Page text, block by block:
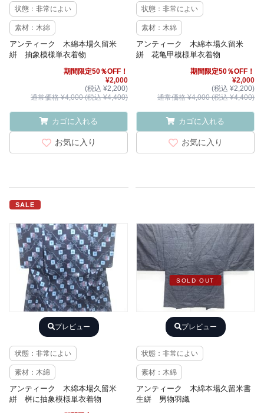
状態：非常によい
素材：木綿
アンティーク 木綿本場久留米
絣 抽象模様単衣着物
期間限定50％OFF！
¥2,000
(税込 ¥2,200)
通常価格 ¥4,000 (税込 ¥4,400)
カゴに入れる
お気に入り
状態：非常によい
素材：木綿
アンティーク 木綿本場久留米
絣 花亀甲模様単衣着物
期間限定50％OFF！
¥2,000
(税込 ¥2,200)
通常価格 ¥4,000 (税込 ¥4,400)
カゴに入れる
お気に入り
SALE
プレビュー
状態：非常によい
素材：木綿
アンティーク 木綿本場久留米
絣 桝に抽象模様単衣着物
SOLD OUT
プレビュー
状態：非常によい
素材：木綿
アンティーク 木綿本場久留米書
生絣 男物羽織